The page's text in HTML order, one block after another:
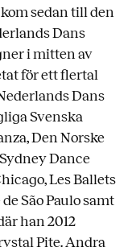
sedan till den
Dans
i mitten av
för ett flertal
Dans
Svenska
Den Norske
Dance
Les Ballets
São Paulo samt
han 2012
Pite. Andra